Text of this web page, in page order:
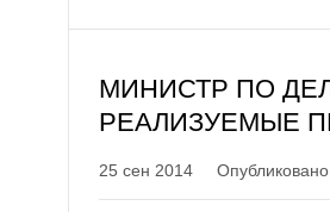
МИНИСТР ПО
РЕАЛИЗУЕМЫЕ
25 сен 2014